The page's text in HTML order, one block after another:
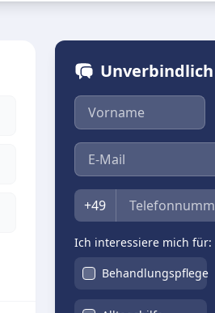
Vorname
E-Mail
Telefon
+49
Ich interessiere mich für:
Behandlungspflege